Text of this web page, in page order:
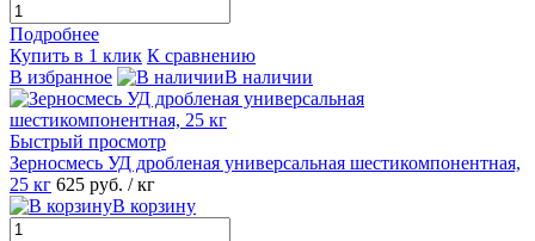
Подробнее
Купить в 1 клик К сравнению
В избранное
В наличии
Быстрый просмотр
Зерносмесь УД дробленая универсальная шестикомпонентная,
25 кг 625 руб. / кг
В корзину